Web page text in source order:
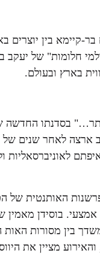
קיימא בין יוצרים
חלומות" של
בארץ ובעולם.
בסדנתו החדשה
לאחר שנים של
לאוניברסאליות
האותנטית
אמצעי. בוסידן
משדך בין מסורות
מציין את